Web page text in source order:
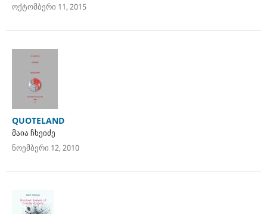
ოქტომბერი 11, 2015
QUOTELAND
მაია ჩხეიძე
ნოემბერი 12, 2010